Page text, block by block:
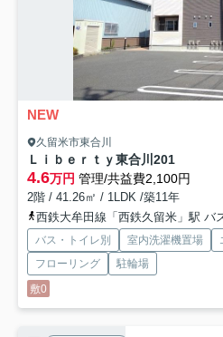
NEW
久留米市東合川
Ｌｉｂｅｒｔｙ東合川 201
4.6万円 管理/共益費2,100円
2階 / 41.26㎡ / 1LDK /築11年
西鉄大牟田線「西鉄久留米」駅 バス21分
バス・トイレ別 室内洗濯機置場
フローリング
駐輪場
敷0